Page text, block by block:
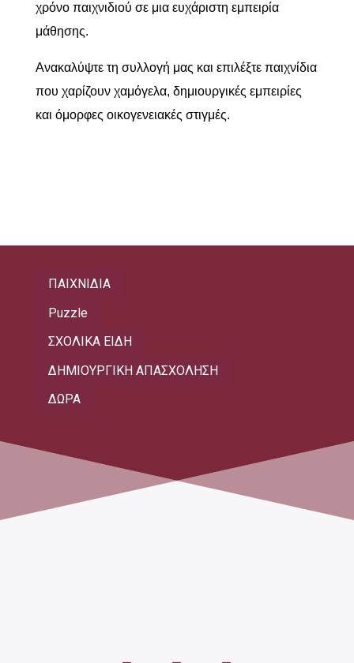
χρόνο παιχνιδιού σε μια ευχάριστη εμπειρία
μάθησης.
Ανακαλύψτε τη συλλογή μας και επιλέξτε παιχνίδια
που χαρίζουν χαμόγελα, δημιουργικές εμπειρίες
και όμορφες οικογενειακές στιγμές.
ΠΑΙΧΝΙΔΙΑ
Puzzle
ΣΧΟΛΙΚΑ ΕΙΔΗ
ΔΗΜΙΟΥΡΓΙΚΗ ΑΠΑΣΧΟΛΗΣΗ
ΔΩΡΑ